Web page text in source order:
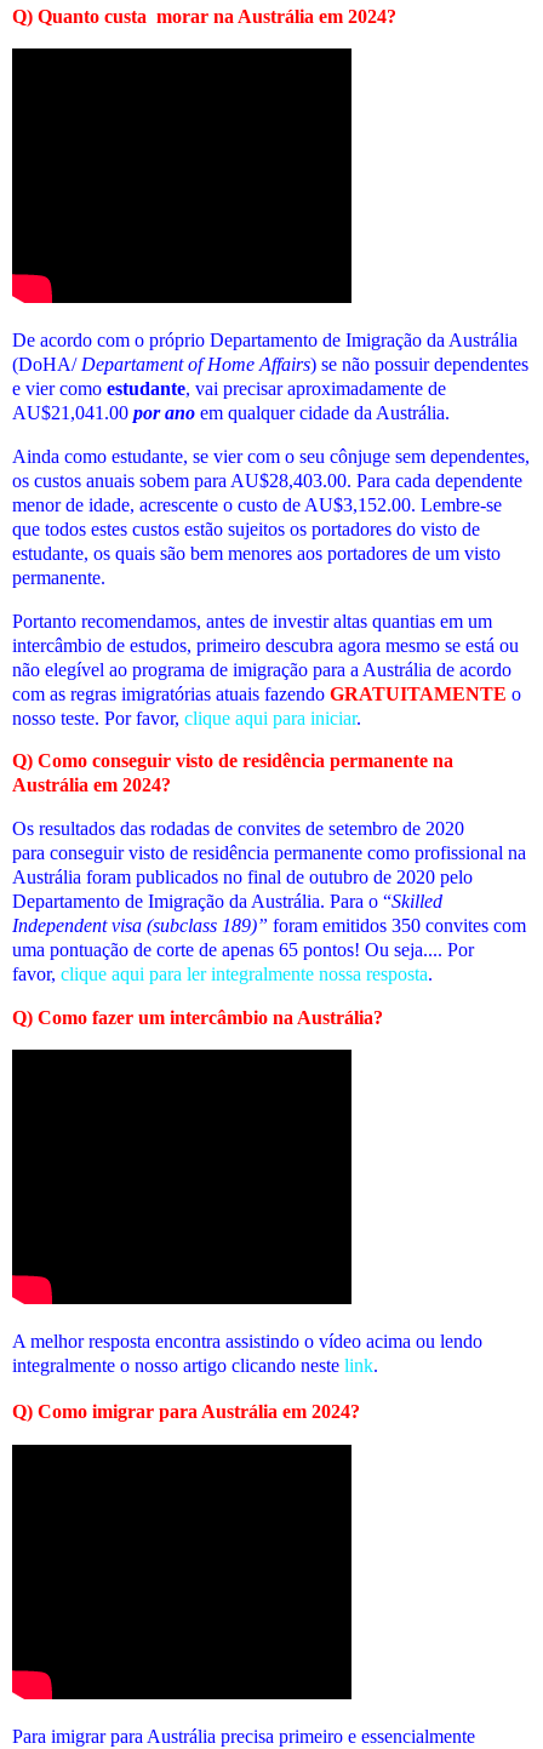
Q) Quanto custa morar na Austrália em 2024?
De acordo com o próprio Departamento de Imigração da Austrália
(DoHA/ Departament of Home Affairs) se não possuir dependentes
e vier como estudante, vai precisar aproximadamente de
AU$21,041.00 por ano em qualquer cidade da Austrália.
Ainda como estudante, se vier com o seu cônjuge sem dependentes,
os custos anuais sobem para AU$28,403.00. Para cada dependente
menor de idade, acrescente o custo de AU$3,152.00. Lembre-se
que todos estes custos estão sujeitos os portadores do visto de
estudante, os quais são bem menores aos portadores de um visto
permanente.
Portanto recomendamos, antes de investir altas quantias em um
intercâmbio de estudos, primeiro descubra agora mesmo se está ou
não elegível ao programa de imigração para a Austrália de acordo
com as regras imigratórias atuais fazendo GRATUITAMENTE o
nosso teste. Por favor, clique aqui para iniciar.
Q) Como conseguir visto de residência permanente na
Austrália em 2024?
Os resultados das rodadas de convites de setembro de 2020
para conseguir visto de residência permanente como profissional na
Austrália foram publicados no final de outubro de 2020 pelo
Departamento de Imigração da Austrália. Para o “Skilled
Independent visa (subclass 189)” foram emitidos 350 convites com
uma pontuação de corte de apenas 65 pontos! Ou seja.... Por
favor, clique aqui para ler integralmente nossa resposta.
Q) Como fazer um intercâmbio na Austrália?
A melhor resposta encontra assistindo o vídeo acima ou lendo
integralmente o nosso artigo clicando neste link.
Q) Como imigrar para Austrália em 2024?
Para imigrar para Austrália precisa primeiro e essencialmente